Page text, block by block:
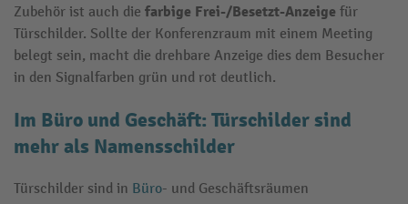
Zubehör ist auch die farbige Frei-/Besetzt-Anzeige für
Türschilder. Sollte der Konferenzraum mit einem Meeting
belegt sein, macht die drehbare Anzeige dies dem Besucher
in den Signalfarben grün und rot deutlich.
Im Büro und Geschäft: Türschilder sind
mehr als Namensschilder
Türschilder sind in Büro- und Geschäftsräumen